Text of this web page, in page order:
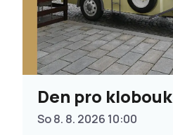
Den pro klobouk
So 8. 8. 2026 10:00